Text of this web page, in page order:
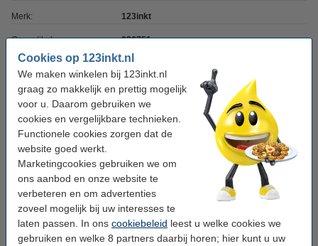
Cookies op 123inkt.nl
We maken winkelen bij 123inkt.nl
graag zo makkelijk en prettig mogelijk
voor u. Daarom gebruiken we
cookies en vergelijkbare technieken.
Functionele cookies zorgen dat de
website goed werkt.
Marketingcookies gebruiken we om
ons aanbod en onze website te
verbeteren en om advertenties
zoveel mogelijk bij uw interesses te
laten passen. In ons cookiebeleid leest u welke cookies we
gebruiken en welke 8 partners daarbij horen; hier kunt u uw
Merk: 123inkt
Ons artikelnr: 026751
Nummer: C13T664240
Tip: complete set bestellen
Epson aanbieding: 664-serie zwart + 3 kleuren
(123inkt huismerk)
€ 27,00
Tip
Wij adviseren u om deze inkttank i.p.v. de originele inkttank te
nemen.